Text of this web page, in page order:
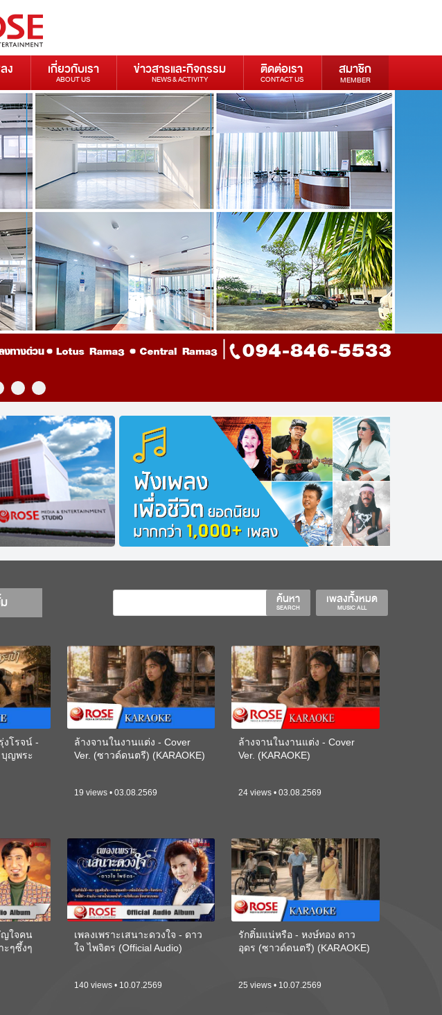
ง เกี่ยวกับเรา
ABOUT US
ข่าวสารและกิจกรรม
NEWS & ACTIVITY
ติดต่อเรา
CONTACT US
สมาชิก
MEMBER
เพลงทั้งหมด
MUSIC ALL
ค้นหา
SEARCH
งโรจน์ -
บุญพระ
ล้างจานในงานแต่ง - Cover
Ver. (ซาวด์ดนตรี) (KARAOKE)
19 views • 03.08.2569
ล้างจานในงานแต่ง - Cover
Ver. (KARAOKE)
24 views • 03.08.2569
ใจคน
ะๆซึ้งๆ
เพลงเพราะเสนาะดวงใจ - ดาว
ใจ ไพจิตร (Official Audio)
140 views • 10.07.2569
รักติ๋มแน่หรือ - หงษ์ทอง ดาว
อุดร (ซาวด์ดนตรี) (KARAOKE)
25 views • 10.07.2569